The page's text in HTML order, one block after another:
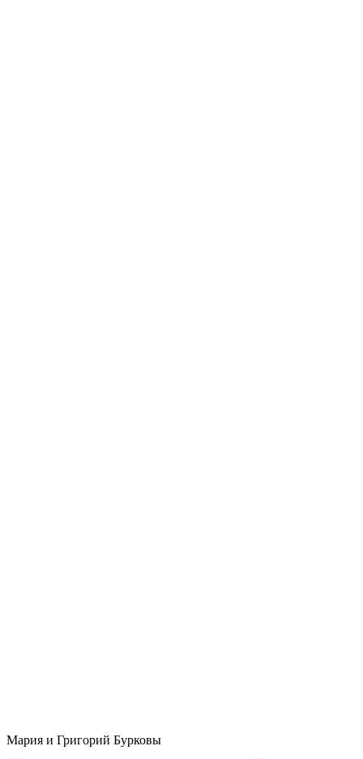
Мария и Григорий Бурковы